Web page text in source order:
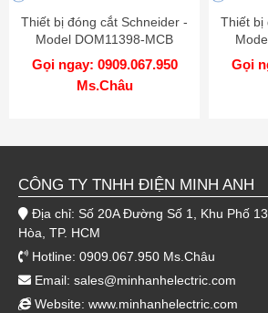
Thiết bị đóng cắt Schneider -
Model DOM11398-MCB
Gọi ngay: 0909.067.950
Ms.Châu
Thiết bị
Gọi
CÔNG TY TNHH ĐIỆN MINH ANH
Địa chỉ: Số 20A Đường Số 1, Khu Phố
Hòa, TP. HCM
Hotline: 0909.067.950 Ms.Châu
Email: sales@minhanhelectric.com
Website: www.minhanhelectric.com